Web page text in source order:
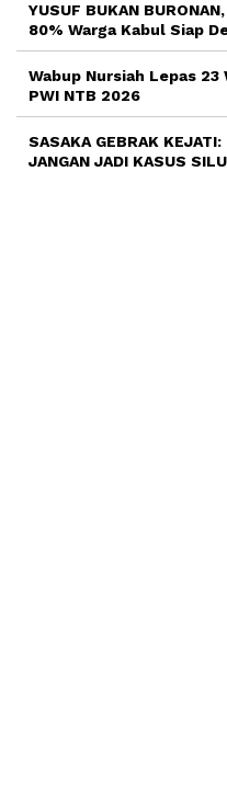
YUSUF BUKAN
80% Warga Kabul Siap
Wabup Nursiah Lepas
PWI NTB 2026
SASAKA GEBRAK
JANGAN JADI KASUS